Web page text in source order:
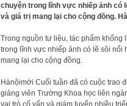
chuyện trong lĩnh vực nhiếp ảnh
và giá trị mang lại cho cộng đồng.
Trong nguồn tư liệu, tác phẩm khổng
trong lĩnh vực nhiếp ảnh có lẽ sôi nổi
mang lại cho cộng đồng.
Hànộimới Cuối tuần đã có cuộc trao
giảng viên Trường Khoa học liên
vai trò cố vấn và giám tuyển nhiều